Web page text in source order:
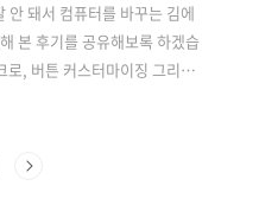
안 돼서 컴퓨터를 바꾸는 김에
본 후기를 공유해보록 하겠습
, 버튼 커스터마이징 그리고
방법까지 알아보겠습니
+ 마우스 패드